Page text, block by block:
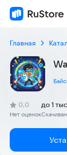
Главная
Рейтинг:
0,0
(
Нет оценок
) до 1 тыс